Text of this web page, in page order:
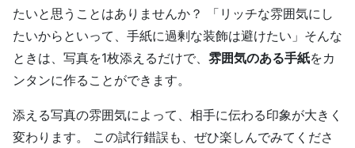
たいと思うことはありませんか？ 「リッチな雰囲気にし
たいからといって、手紙に過剰な装飾は避けたい」そんな
ときは、写真を1枚添えるだけで、 雰囲気のある手紙をカ
ンタンに作ることができます。
添える写真の雰囲気によって、相手に伝わる印象が大きく
変わります。 この試行錯誤も、ぜひ楽しんでみてくださ